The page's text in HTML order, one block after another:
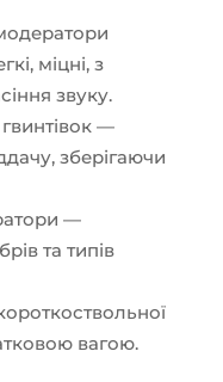
міцні, з
звуку.
—
зберігаючи
—
та типів
вагою.